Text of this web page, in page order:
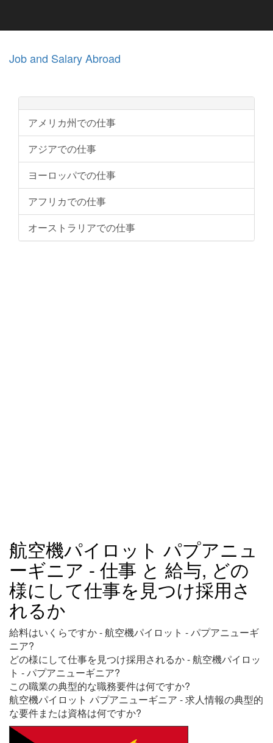
Job and Salary Abroad
アメリカ州での仕事
アジアでの仕事
ヨーロッパでの仕事
アフリカでの仕事
オーストラリアでの仕事
航空機パイロット パプアニュ
ーギニア - 仕事 と 給与, どの
様にして仕事を見つけ採用さ
れるか
給料はいくらですか - 航空機パイロット - パプアニューギ
ニア?
どの様にして仕事を見つけ採用されるか - 航空機パイロッ
ト - パプアニューギニア?
この職業の典型的な職務要件は何ですか?
航空機パイロット パプアニューギニア - 求人情報の典型的
な要件または資格は何ですか?